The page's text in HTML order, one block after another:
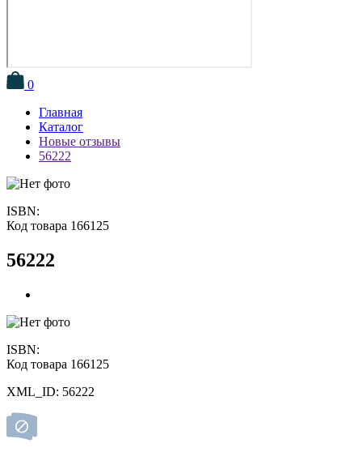
0
Главная
Каталог
Новые отзывы
56222
ISBN:
Код товара 166125
56222
ISBN:
Код товара 166125
XML_ID: 56222